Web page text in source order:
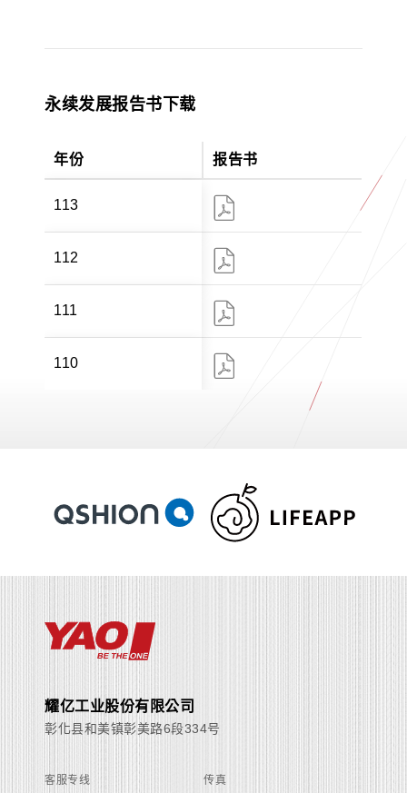
永续发展报告书下载
年份 报告书
113
112
111
110
耀亿工业股份有限公司
彰化县和美镇彰美路6段334号
客服专线 传真